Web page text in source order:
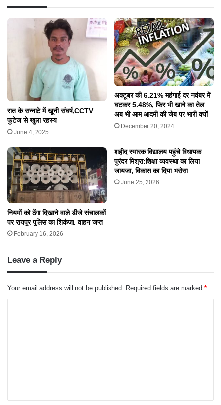
रात के सन्नाटे में खूनी संघर्ष,CCTV
फुटेज से खुला रहस्य
June 4, 2025
अक्टूबर की 6.21% महंगाई दर नवंबर में
घटकर 5.48%, फिर भी खाने का तेल
अब भी आम आदमी की जेब पर भारी क्यों
December 20, 2024
नियमों को ठेंगा दिखाने वाले डीजे संचालकों
पर रायपुर पुलिस का शिकंजा, वाहन जप्त
February 16, 2026
शहीद स्मारक विद्यालय पहुंचे विधायक
पुरंदर मिश्रा:शिक्षा व्यवस्था का लिया
जायजा, विकास का दिया भरोसा
June 25, 2026
Leave a Reply
Your email address will not be published. Required fields are marked *